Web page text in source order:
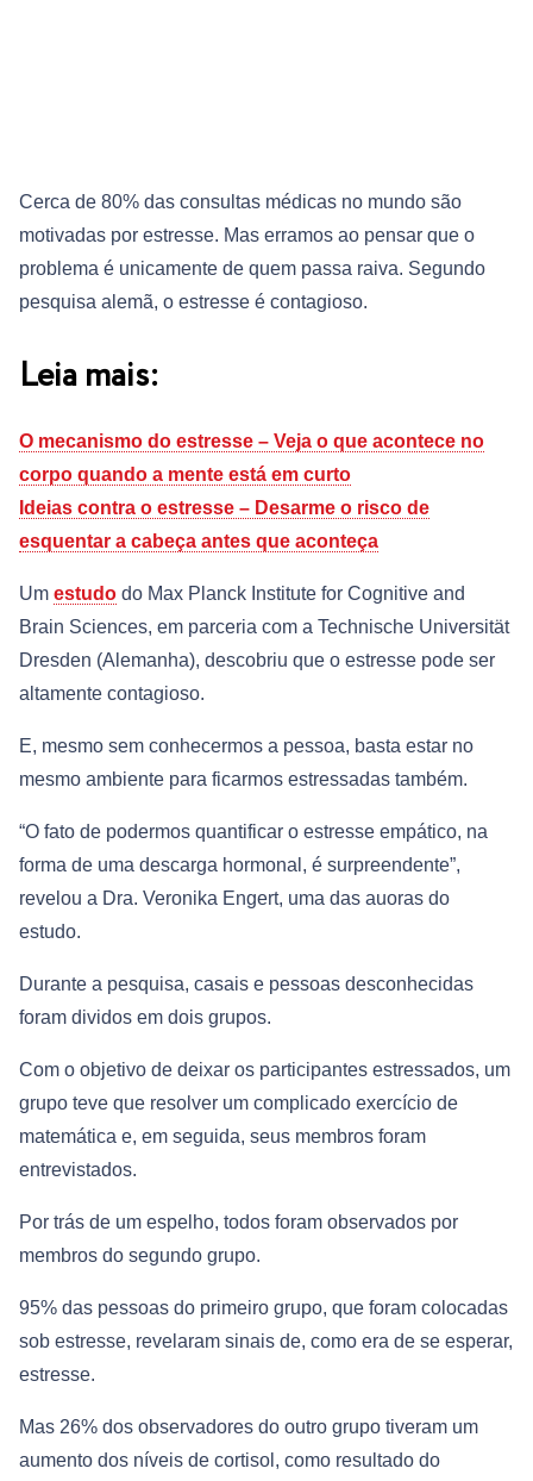
Cerca de 80% das consultas médicas no mundo são
motivadas por estresse. Mas erramos ao pensar que o
problema é unicamente de quem passa raiva. Segundo
pesquisa alemã, o estresse é contagioso.
Leia mais:
O mecanismo do estresse – Veja o que acontece no
corpo quando a mente está em curto
Ideias contra o estresse – Desarme o risco de
esquentar a cabeça antes que aconteça
Um estudo do Max Planck Institute for Cognitive and
Brain Sciences, em parceria com a Technische Universität
Dresden (Alemanha), descobriu que o estresse pode ser
altamente contagioso.
E, mesmo sem conhecermos a pessoa, basta estar no
mesmo ambiente para ficarmos estressadas também.
“O fato de podermos quantificar o estresse empático, na
forma de uma descarga hormonal, é surpreendente”,
revelou a Dra. Veronika Engert, uma das auoras do
estudo.
Durante a pesquisa, casais e pessoas desconhecidas
foram dividos em dois grupos.
Com o objetivo de deixar os participantes estressados, um
grupo teve que resolver um complicado exercício de
matemática e, em seguida, seus membros foram
entrevistados.
Por trás de um espelho, todos foram observados por
membros do segundo grupo.
95% das pessoas do primeiro grupo, que foram colocadas
sob estresse, revelaram sinais de, como era de se esperar,
estresse.
Mas 26% dos observadores do outro grupo tiveram um
aumento dos níveis de cortisol, como resultado do